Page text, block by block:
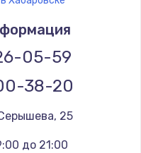
телефона
05-59
38-20
25
до 21:00